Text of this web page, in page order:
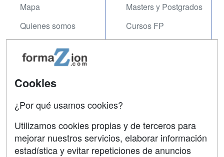
Mapa
Quienes somos
Acceso Usuarios
Acceso Centros
Masters y Postgrados
Cursos FP
Contactar
Confidencialidad
SÍGUENOS EN:
Cookies
¿Por qué usamos cookies?
Utilizamos cookies propias y de terceros para
mejorar nuestros servicios, elaborar información
estadística y evitar repeticiones de anuncios